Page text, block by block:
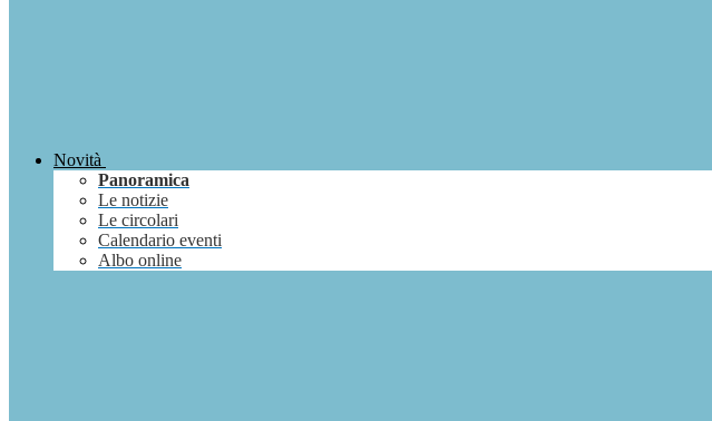
Novità
Panoramica
Le notizie
Le circolari
Calendario eventi
Albo online